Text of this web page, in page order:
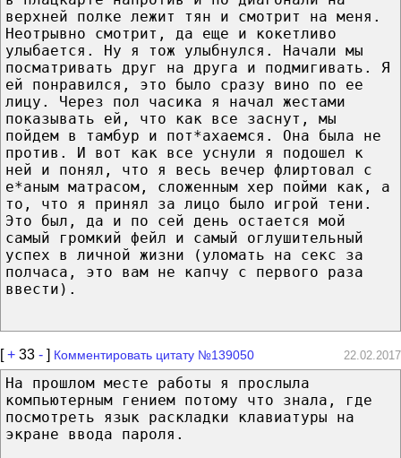
верхней полке лежит тян и смотрит на меня.
Неотрывно смотрит, да еще и кокетливо
улыбается. Ну я тож улыбнулся. Начали мы
посматривать друг на друга и подмигивать. Я
ей понравился, это было сразу вино по ее
лицу. Через пол часика я начал жестами
показывать ей, что как все заснут, мы
пойдем в тамбур и пот*ахаемся. Она была не
против. И вот как все уснули я подошел к
ней и понял, что я весь вечер флиртовал с
е*аным матрасом, сложенным хер пойми как, а
то, что я принял за лицо было игрой тени.
Это был, да и по сей день остается мой
самый громкий фейл и самый оглушительный
успех в личной жизни (уломать на секс за
полчаса, это вам не капчу с первого раза
ввести).
[+ 33 - ] Комментировать цитату №139050 22.02.2017
На прошлом месте работы я прослыла
компьютерным гением потому что знала, где
посмотреть язык раскладки клавиатуры на
экране ввода пароля.